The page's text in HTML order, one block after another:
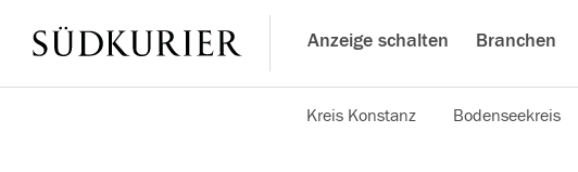
Anzeige schalten Branchen
Kreis Konstanz Bodenseekreis